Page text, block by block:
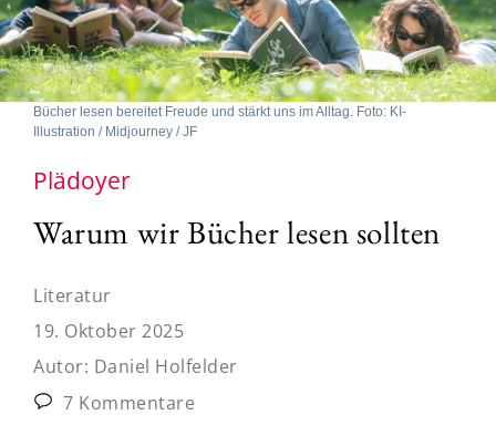
Bücher lesen bereitet Freude und stärkt uns im Alltag. Foto: KI-
Illustration / Midjourney / JF
Plädoyer
Warum wir Bücher lesen sollten
Literatur
19. Oktober 2025
Autor: Daniel Holfelder
7 Kommentare